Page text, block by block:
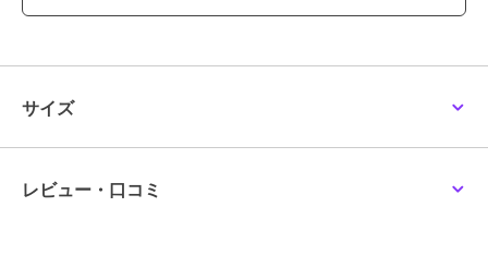
紫外線・乾燥から守られた潤いのある肌のイメージ＜サンケア(フェー
サイズ
レビュー・口コミ